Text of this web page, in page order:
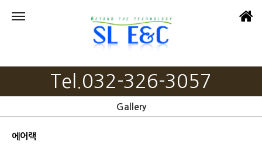
Tel.032-326-3057
Gallery
에어랙